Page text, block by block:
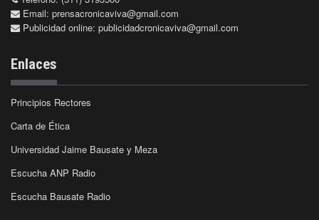
Email: prensacronicaviva@gmail.com
Publicidad online: publicidadcronicaviva@gmail.com
Enlaces
Principios Rectores
Carta de Ética
Universidad Jaime Bausate y Meza
Escucha ANP Radio
Escucha Bausate Radio